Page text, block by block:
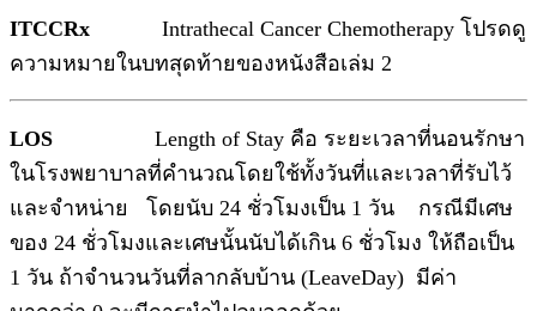
ITCCRx Intrathecal Cancer Chemotherapy โปรดดู
ความหมายในบทสุดท้ายของหนังสือเล่ม 2
LOS Length of Stay คือ ระยะเวลาที่นอนรักษา
ในโรงพยาบาลที่คำนวณโดยใช้ทั้งวันที่และเวลาที่รับไว้
และจำหน่าย โดยนับ 24 ชั่วโมงเป็น 1 วัน กรณีมีเศษ
ของ 24 ชั่วโมงและเศษนั้นนับได้เกิน 6 ชั่วโมง ให้ถือเป็น
1 วัน ถ้าจำนวนวันที่ลากลับบ้าน (LeaveDay) มีค่า